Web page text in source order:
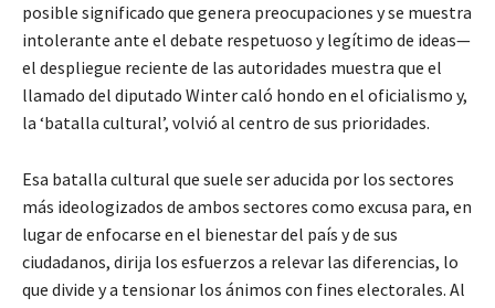
posible significado que genera preocupaciones y se muestra
intolerante ante el debate respetuoso y legítimo de ideas—
el despliegue reciente de las autoridades muestra que el
llamado del diputado Winter caló hondo en el oficialismo y,
la ‘batalla cultural’, volvió al centro de sus prioridades.
Esa batalla cultural que suele ser aducida por los sectores
más ideologizados de ambos sectores como excusa para, en
lugar de enfocarse en el bienestar del país y de sus
ciudadanos, dirija los esfuerzos a relevar las diferencias, lo
que divide y a tensionar los ánimos con fines electorales. Al